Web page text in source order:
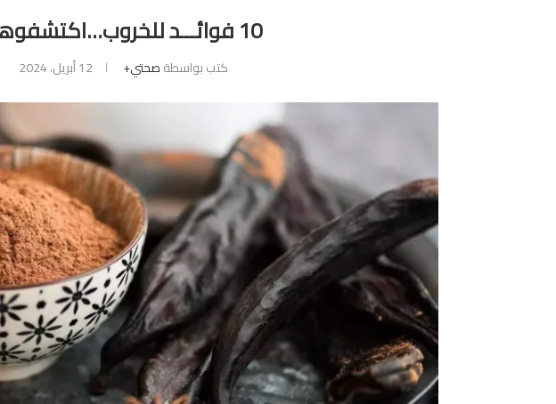
10 فوائـــد للخروب…اكتشفوها!
كتب بواسطةصحتي+ 12 أبريل، 2024